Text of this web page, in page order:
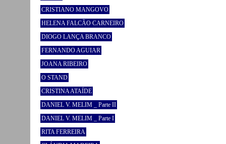
CRISTIANO MANGOVO
HELENA FALCÃO CARNEIRO
DIOGO LANÇA BRANCO
FERNANDO AGUIAR
JOANA RIBEIRO
O STAND
CRISTINA ATAÍDE
DANIEL V. MELIM _ Parte II
DANIEL V. MELIM _ Parte I
RITA FERREIRA